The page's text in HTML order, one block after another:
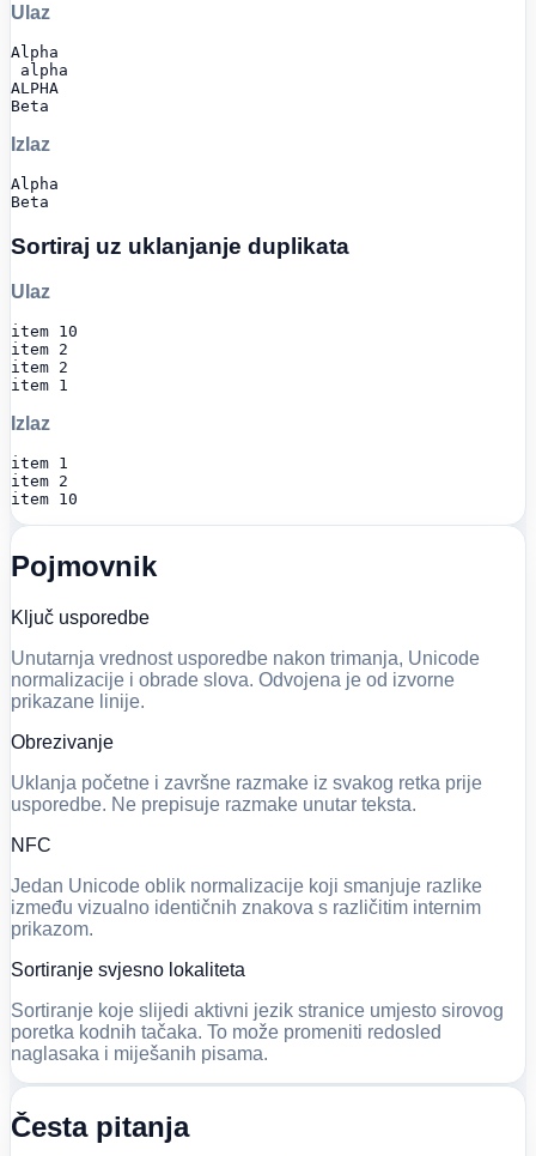
Ulaz
Alpha
alpha
ALPHA
Beta
Izlaz
Alpha
Beta
Sortiraj uz uklanjanje duplikata
Ulaz
item 10
item 2
item 2
item 1
Izlaz
item 1
item 2
item 10
Pojmovnik
Ključ usporedbe
Unutarnja vrednost usporedbe nakon trimanja, Unicode
normalizacije i obrade slova. Odvojena je od izvorne
prikazane linije.
Obrezivanje
Uklanja početne i završne razmake iz svakog retka prije
usporedbe. Ne prepisuje razmake unutar teksta.
NFC
Jedan Unicode oblik normalizacije koji smanjuje razlike
između vizualno identičnih znakova s različitim internim
prikazom.
Sortiranje svjesno lokaliteta
Sortiranje koje slijedi aktivni jezik stranice umjesto sirovog
poretka kodnih tačaka. To može promeniti redosled
naglasaka i miješanih pisama.
Česta pitanja